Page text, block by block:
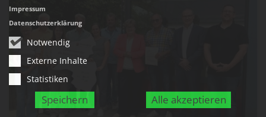
Notwendig
Externe Inhalte
Statistiken
Speichern Alle akzeptieren
Impressum
Datenschutzerklärung